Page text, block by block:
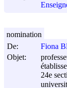
De:
Fiona
Objet:
24e
nomination